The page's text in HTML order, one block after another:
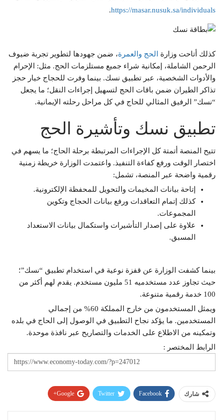
https://masar.nusuk.sa/individuals
.
كذلك أتاحت وزارة الحج والعمرة، ضمن جهودها لتطوير تجربة ضيوف
الرحمن الشاملة، إمكانية شراء جميع مستلزمات الحج. مثل: الإحرام
والأدوات الشخصية، عبر تطبيق نسك. بينما وفرت للحجاج خيار حجز
تذاكر الطيران ضمن باقات الحج لتسهيل إجراءات النقل؛ ما يجعل
“نسك” الرفيق المثالي للحاج في كل مراحل رحلته الإيمانية.
تطبيق نسك وتأشيرة الحج
تتيح المنصة أتمتة كل الإجراءات المرتبطة برحلة الحاج؛ ما يسهم في
اختصار الوقت ورفع كفاءة التنفيذ. واعتمدت الوزارة خريطة زمنية
رقمية واضحة عبر المنصة، تشمل:
إتاحة بيانات المخيمات والتحويل للمحفظة الإلكترونية.
كذلك إتمام التعاقدات ورفع بيانات الحجاج وتكوين
المجموعات.
علاوة على إصدار التأشيرات واستكمال بيانات الاستعداد
المسبق.
بينما كشفت الوزارة عن قفزة نوعية في استخدام تطبيق “نسك”؛
حيث تجاوز عدد مستخدميه 51 مليون مستخدم. يقدم لهم أكثر من
100 خدمة رقمية متنوعة.
ويمثل المستخدمون من خارج المملكة 60% من إجمالي
المستخدمين. ما يؤكد نجاح التطبيق في الوصول إلى الحاج في بلده
وتمكينه من الاطلاع على الخدمات والتصاريح عبر نافذة موحدة.
الرابط المختصر :
شارك Facebook
Twitter
Google+